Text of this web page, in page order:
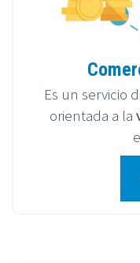
Es un servicio
orientada a la